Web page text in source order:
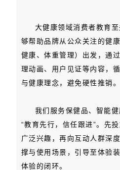
大健康领域消费者教育
够帮助品牌从公众关注的健
健康、体重管理）出发，通
理动画、用户见证等内容，
与健康理念，避免硬性推销。
我们服务保健品、智能
“教育先行，信任跟进”。先
广泛兴趣，再向互动人群深
撑与使用场景，引导至体验
体验的闭环。